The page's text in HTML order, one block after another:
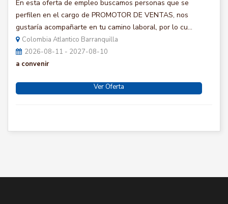
En esta oferta de empleo buscamos personas que se
perfilen en el cargo de PROMOTOR DE VENTAS, nos
gustaría acompañarte en tu camino laboral, por lo cu...
Colombia Atlantico Barranquilla
2026-08-11 - 2027-08-10
a convenir
Ver Oferta